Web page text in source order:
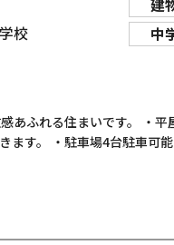
建
校 中
あふれる住まいです。 ・
ます。 ・駐車場4台駐車可能